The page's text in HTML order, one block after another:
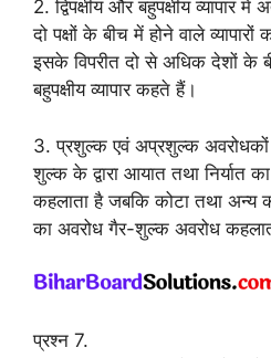
2. द्विपक्षीय और बहुपक्षीय व्यापार में
दो पक्षों के बीच में होने वाले व्यापारों
इसके विपरीत दो से अधिक देशों के
बहुपक्षीय व्यापार कहते हैं।
3. प्रशुल्क एवं अप्रशुल्क
शुल्क के द्वारा आयात तथा निर्यात
कहलाता है जबकि कोटा तथा अन्य
का अवरोध गैर-शुल्क अवरोध
प्रश्न 7.